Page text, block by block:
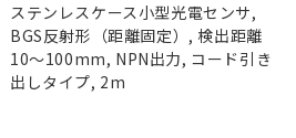
ステンレスケース小型光電センサ,
BGS反射形（距離固定）, 検出距離
10～100mm, NPN出力, コード引き
出しタイプ, 2m